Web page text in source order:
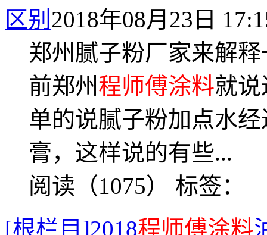
区别 2018年08月23日
郑州腻子粉厂家来解
前郑州 程师傅涂料就
单的说腻子粉加点水
膏，这样说的有些...
阅读（1075） 标签：
[根栏目]2018程师傅涂料